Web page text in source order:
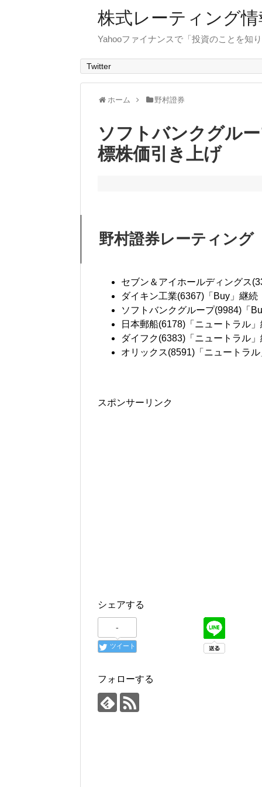
株式レーティング
Yahooファイナンスで「投資のことを知
Twitter
ホーム 野村證券
ソフトバンクグル
標株価引き上げ
野村證券レーティング
セブン＆アイホールディングス
ダイキン工業(6367)「Buy」継
ソフトバンクグループ(9984)「
日本郵船(6178)「ニュートラ
ダイフク(6383)「ニュートラル
オリックス(8591)「ニュートラ
スポンサーリンク
シェアする
-
ツイート
フォローする